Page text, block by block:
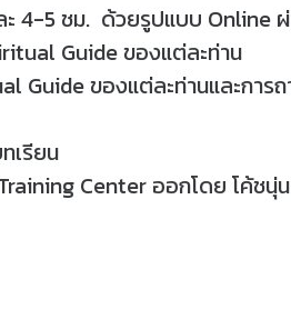
4-5 ชม. ด้วยรูปแบบ Online
Guide ของแต่ละท่าน
Guide ของแต่ละท่านและกา
เรียน
Center ออกโดย โค้ช